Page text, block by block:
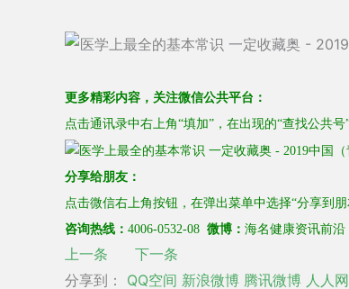
更多精彩内容， 关注微信公共平台：
点击通讯录中右上角“填加”，在出现的“查找公共号
分享给朋友：
点击微信右上角按钮，在弹出菜单中选择“分享到
咨询热线： 4006-0532-08 微博： 海名健康资讯前沿
上一条
下一条
分享到：
QQ空间 新浪微博 腾讯微博 人人网